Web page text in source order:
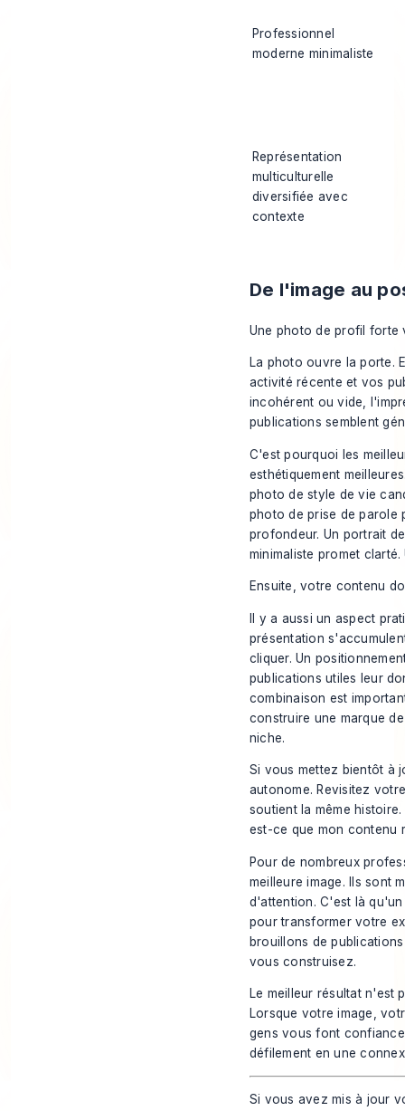
Professionnel
moderne minimaliste
Représentation
multiculturelle
diversifiée avec
contexte
De l'image au
Une photo de profil forte
La photo ouvre la porte.
activité récente et vos
incohérent ou vide,
publications semblent
C'est pourquoi les
esthétiquement
photo de style de vie
photo de prise de parole
profondeur. Un portrait
minimaliste promet
Ensuite, votre contenu
Il y a aussi un aspect
présentation
cliquer. Un
publications utiles leur
combinaison est
construire une marque
niche.
Si vous mettez bientôt à
autonome. Revisitez
soutient la même
est-ce que mon contenu
Pour de nombreux
meilleure image. Ils sont
d'attention. C'est là
pour transformer votre
brouillons de
vous construisez.
Le meilleur résultat n'est
Lorsque votre image,
gens vous font
défilement en une
Si vous avez mis à jour